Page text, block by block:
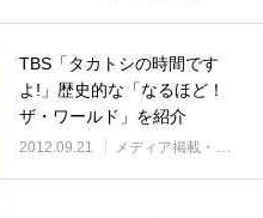
TBS「タカトシの時間です
よ!」歴史的な「なるほど！
ザ・ワールド」を紹介
2012.09.21 メディア掲載・紹介